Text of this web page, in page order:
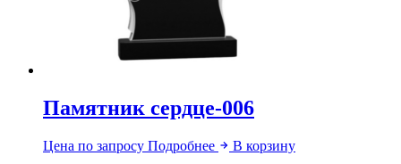
Памятник сердце-006
Цена по запросу Подробнее В корзину